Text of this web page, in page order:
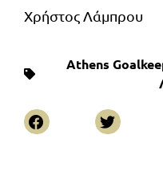
Χρήστος Λάμπρου
Athens